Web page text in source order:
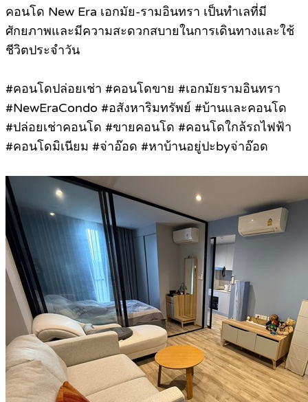
คอนโด New Era เอกมัย-รามอินทรา เป็นทำเลที่มี
ศักยภาพและมีความสะดวกสบายในการเดินทางและใช้
ชีวิตประจำวัน
#คอนโดปล่อยเช่า #คอนโดขาย #เอกมัยรามอินทรา
#NewEraCondo #อสังหาริมทรัพย์ #บ้านและคอนโด
#ปล่อยเช่าคอนโด #ขายคอนโด #คอนโดใกล้รถไฟฟ้า
#คอนโดมิเนียม #จ่าอ๊อด #หาบ้านอยู่ปะbyจ่าอ๊อด